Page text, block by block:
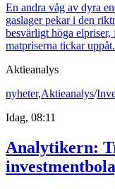
En andra våg av dyra
gaslager pekar i den
besvärligt höga
matpriserna tickar uppåt.
Aktieanalys
nyheter,Aktieanalys/
Idag, 08:11
Analytikern: